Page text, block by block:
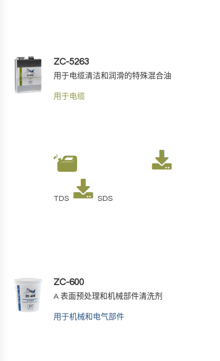
ZC-5263
用于电缆清洁和润滑的特殊混合油
用于电缆
TDS SDS
ZC-600
A 表面预处理和机械部件清洗剂
用于机械和电气部件